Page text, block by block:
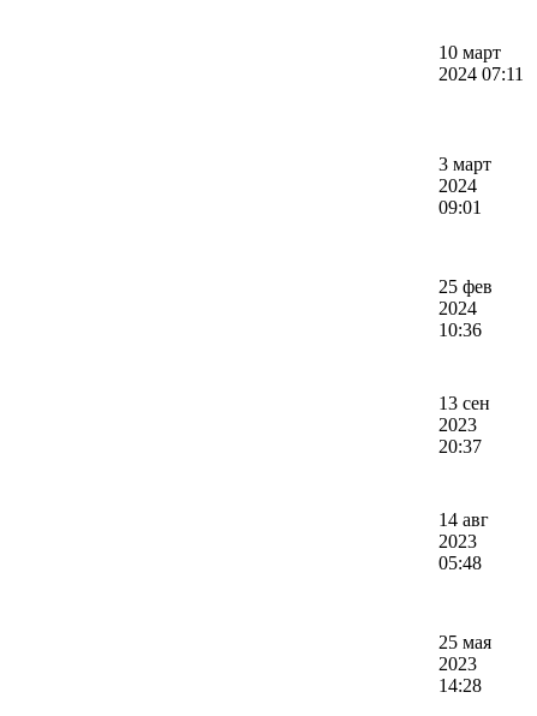
10 март
2024 07:11
3 март
2024
09:01
25 фев
2024
10:36
13 сен
2023
20:37
14 авг
2023
05:48
25 мая
2023
14:28